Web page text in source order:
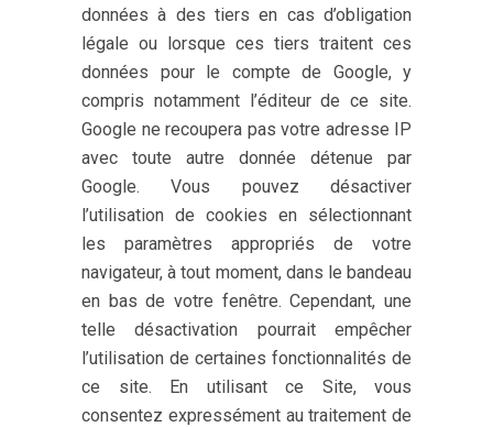
données à des tiers en cas d’obligation
légale ou lorsque ces tiers traitent ces
données pour le compte de Google, y
compris notamment l’éditeur de ce site.
Google ne recoupera pas votre adresse IP
avec toute autre donnée détenue par
Google. Vous pouvez désactiver
l’utilisation de cookies en sélectionnant
les paramètres appropriés de votre
navigateur, à tout moment, dans le bandeau
en bas de votre fenêtre. Cependant, une
telle désactivation pourrait empêcher
l’utilisation de certaines fonctionnalités de
ce site. En utilisant ce Site, vous
consentez expressément au traitement de